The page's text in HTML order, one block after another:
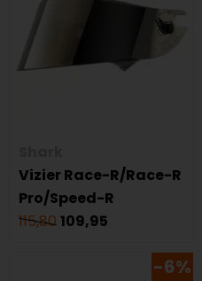
Vizier Race-R/Race-R
Pro/Speed-R
115,80109,95
-6%